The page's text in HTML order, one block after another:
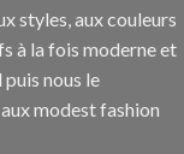
styles, aux couleurs
à la fois moderne et
nous le
modest fashion